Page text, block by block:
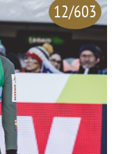
12/603